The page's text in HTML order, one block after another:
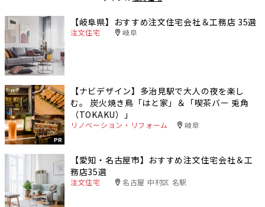
【岐阜県】おすすめ注文住宅会社＆工務店 35選
注文住宅 岐阜
PR
【ナビデザイン】多治見駅で大人の夜を楽し
む。 炭火焼き鳥「はと家」＆「喫茶バー 兎角
（TOKAKU）」
リノベーション・リフォーム 岐阜
【愛知・名古屋市】おすすめ注文住宅会社＆工
務店35選
注文住宅 名古屋 中村区 名駅